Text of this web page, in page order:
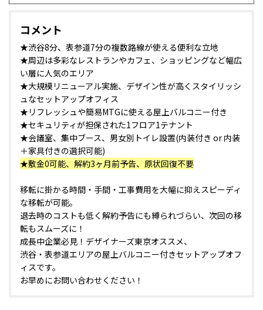
コメント
★渋谷8分、表参道7分の複数路線が使える便利な立地
★周辺は多彩なレストランやカフェ、ショッピングなど幅広
い層に人気のエリア
★大規模リニューアル実施、デザイン性が高くスタイリッシ
ュなセットアップオフィス
★リフレッシュや簡易MTGに使える屋上バルコニー付き
★セキュリティが担保された1フロア1テナント
★会議室、集中ブース、男女別トイレ設置(内装付き or 内装
＋家具付きの選択可能)
★敷金0可能、解約3ヶ月前予告、原状回復不要
移転に掛かる時間・手間・工事費用を大幅に抑えスピーディ
な移転が可能。
退去時のコストも低く解約予告にも縛られづらい、次回の移
転もスムーズに！
成長中企業必見！デザイナーズ東京オススメ、
渋谷・表参道エリアの屋上バルコニー付きセットアップオフ
ィスです。
お早めにお問い合わせください！